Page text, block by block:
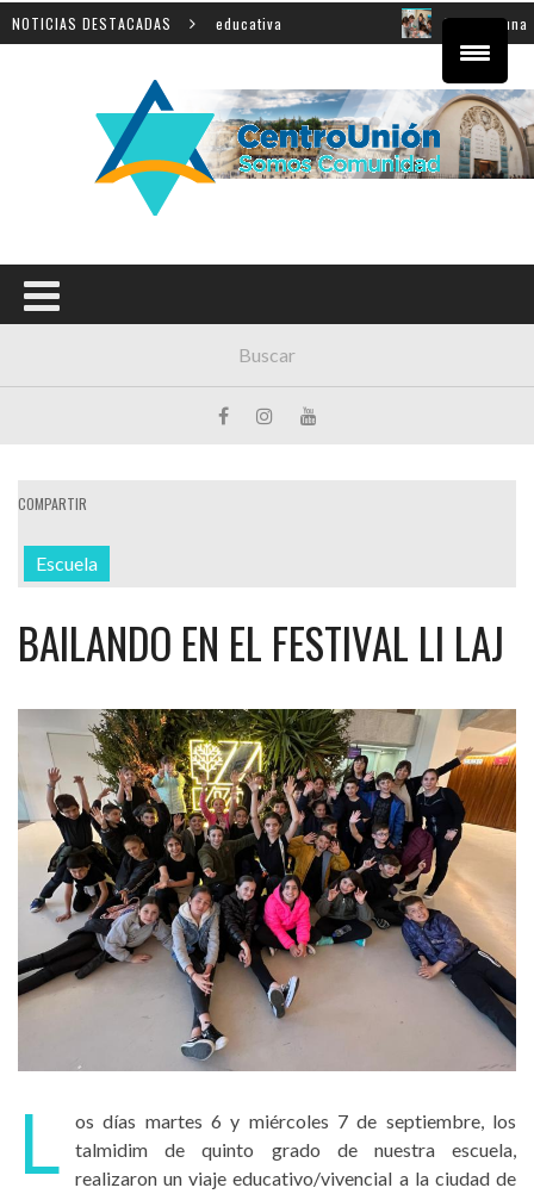
NOTICIAS DESTACADAS
innovación educativa Shahak: una nueva
COMPARTIR
Escuela
BAILANDO EN EL FESTIVAL LI LAJ
L
os días martes 6 y miércoles 7 de septiembre, los
talmidim de quinto grado de nuestra escuela,
realizaron un viaje educativo/vivencial a la ciudad de